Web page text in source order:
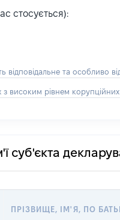
стосується):
та особливо
рівнем корупційних
суб'єкта
ПРІЗВИЩЕ, ІМ'Я, ПО